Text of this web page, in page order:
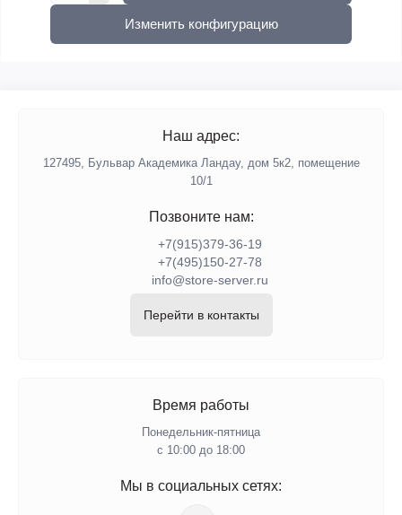
Изменить конфигурацию
Наш адрес:
127495, Бульвар Академика Ландау, дом 5к2, помещение
10/1
Позвоните нам:
+7(915)379-36-19
+7(495)150-27-78
info@store-server.ru
Перейти в контакты
Время работы
Понедельник-пятница
с 10:00 до 18:00
Мы в социальных сетях: